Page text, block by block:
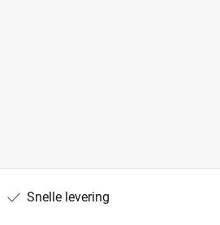
Snelle levering